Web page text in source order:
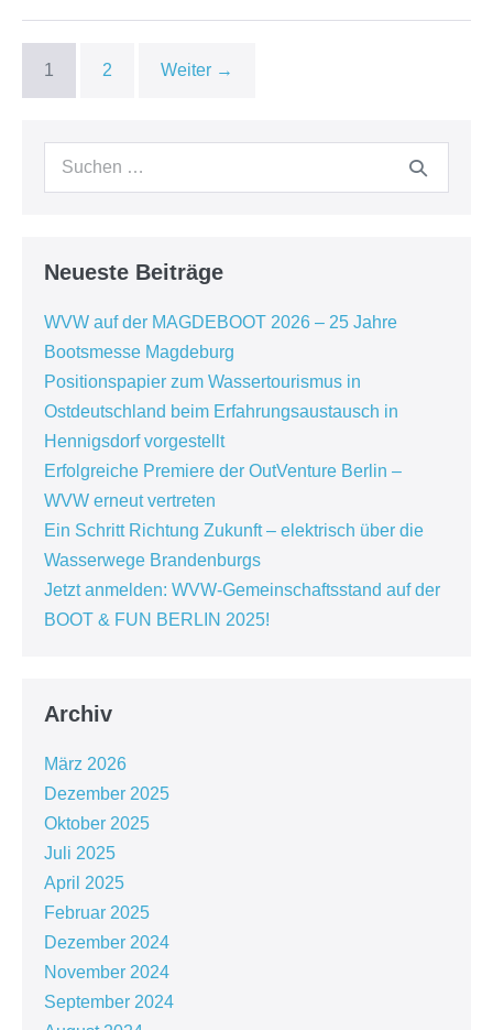
1 2 Weiter →
Suche
Neueste Beiträge
WVW auf der MAGDEBOOT 2026 – 25 Jahre
Bootsmesse Magdeburg
Positionspapier zum Wassertourismus in
Ostdeutschland beim Erfahrungsaustausch in
Hennigsdorf vorgestellt
Erfolgreiche Premiere der OutVenture Berlin –
WVW erneut vertreten
Ein Schritt Richtung Zukunft – elektrisch über die
Wasserwege Brandenburgs
Jetzt anmelden: WVW-Gemeinschaftsstand auf der
BOOT & FUN BERLIN 2025!
Archiv
März 2026
Dezember 2025
Oktober 2025
Juli 2025
April 2025
Februar 2025
Dezember 2024
November 2024
September 2024